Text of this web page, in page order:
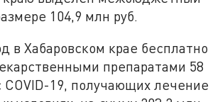
104,9 млн руб.
в Хабаровском крае бесплатно
препаратами 58
COVID-19, получающих лечение